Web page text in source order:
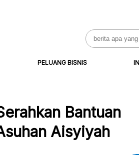
Search
for:
PELUANG BISNIS
Bantuan
Aisyiyah